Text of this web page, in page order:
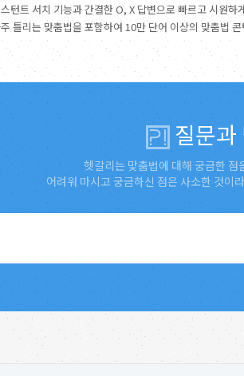
턴트 서치 기능과 간결한 O, X 답변으로 빠르고 시원하
틀리는 맞춤법을 포함하여 10만 단어 이상의 맞춤법
질문과
헷갈리는 맞춤법에 대해 궁금한 점
어려워 마시고 궁금하신 점은 사소한 것이